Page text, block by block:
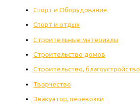
Спорт и Оборудование
Спорт и отдых
Строительные материалы
Строительство домов
Строительство, благоустройство
Творчество
Эвакуатор, перевозки